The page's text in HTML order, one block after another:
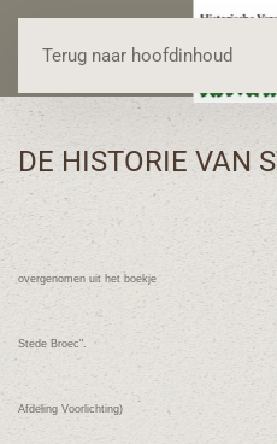
Terug naar hoofdinhoud
DE HISTORIE VAN
overgenomen uit het boekje
"Van de
Stede Broec".
(Uitgave:
Afdeling Voorlichting)